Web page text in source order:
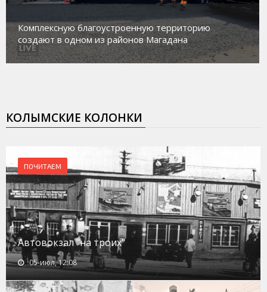
Магадан присоединился к пилотному проекту по
работе с несовершеннолетними из групп
социального риска «Переправа»
КОЛЫМСКИЕ КОЛОНКИ
ПОЧИТАЕМ
Автовокзал "на троих"
05-июл, 12:08